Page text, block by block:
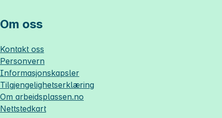
Om oss
Kontakt oss
Personvern
Informasjonskapsler
Tilgjengelighetserklæring
Om arbeidsplassen.no
Nettstedkart